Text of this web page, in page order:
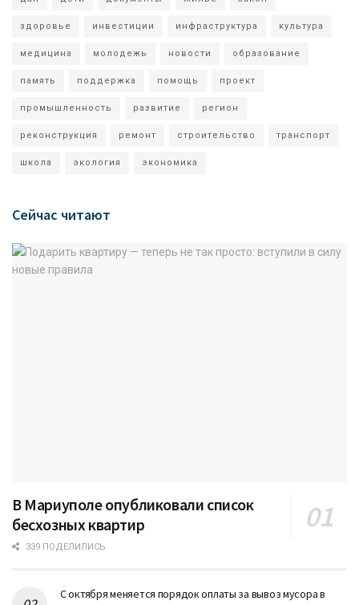
здоровье инвестиции инфраструктура культура
медицина молодежь новости образование
память поддержка помощь проект
промышленность развитие регион
реконструкция ремонт строительство транспорт
школа экология экономика
Сейчас читают
В Мариуполе опубликовали список
бесхозных квартир
339 ПОДЕЛИЛИСЬ
С октября меняется порядок оплаты за вывоз мусора в